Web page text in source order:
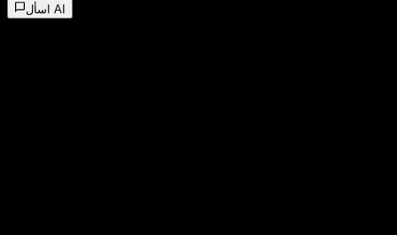
اسأل AI